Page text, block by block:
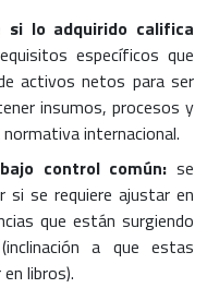
si lo adquirido califica
específicos que
activos netos para ser
insumos, procesos y
internacional.
control común: se
si se requiere ajustar en
que están surgiendo
a que estas
libros).